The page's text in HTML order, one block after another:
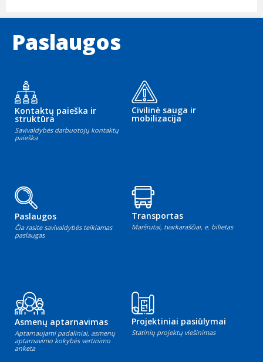
Paslaugos
Kontaktų paieška ir
struktūra
Savivaldybės darbuotojų kontaktų
paieška
Civilinė sauga ir
mobilizacija
Paslaugos
Čia rasite savivaldybės teikiamas
paslaugas
Transportas
Maršrutai, tvarkaraščiai, e. bilietas
Asmenų aptarnavimas
Aptarnaujami padaliniai, asmenų
aptarnavimo kokybės vertinimo
anketa
Projektiniai pasiūlymai
Statinių projektų viešinimas